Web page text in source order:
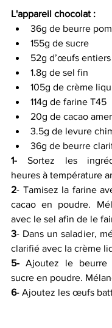
L'appareil chocolat :
36g de beurre
155g de sucre
52g d’œufs entiers
1.8g de sel fin
105g de crème
114g de farine T45
20g de cacao amer
3.5g de levure
36g de beurre
1- Sortez les
heures à température
2- Tamisez la farine
cacao en poudre.
avec le sel afin de le
3- Dans un saladier,
clarifié avec la crème
5- Ajoutez le beurre
sucre en poudre.
6- Ajoutez les œufs